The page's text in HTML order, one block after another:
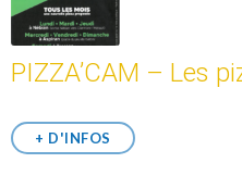
PIZZA’CAM – Les
+ D'INFOS